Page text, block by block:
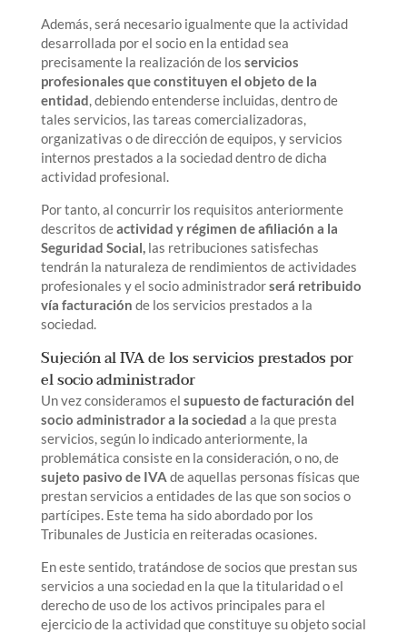
Además, será necesario igualmente que la actividad
desarrollada por el socio en la entidad sea
precisamente la realización de los servicios
profesionales que constituyen el objeto de la
entidad, debiendo entenderse incluidas, dentro de
tales servicios, las tareas comercializadoras,
organizativas o de dirección de equipos, y servicios
internos prestados a la sociedad dentro de dicha
actividad profesional.
Por tanto, al concurrir los requisitos anteriormente
descritos deactividad y régimen de afiliación a la
Seguridad Social,las retribuciones satisfechas
tendrán la naturaleza de rendimientos de actividades
profesionales y el socio administradorserá retribuido
vía facturación de los servicios prestados a la
sociedad.
Sujeción al IVA de los servicios prestados por
el socio administrador
Un vez consideramos el supuesto de facturación del
socio administrador a la sociedad a la que presta
servicios, según lo indicado anteriormente, la
problemática consiste en la consideración, o no, de
sujeto pasivo de IVA de aquellas personas físicas que
prestan servicios a entidades de las que son socios o
partícipes. Este tema ha sido abordado por los
Tribunales de Justicia en reiteradas ocasiones.
En este sentido, tratándose de socios que prestan sus
servicios a una sociedad en la que la titularidad o el
derecho de uso de los activos principales para el
ejercicio de la actividad que constituye su objeto social